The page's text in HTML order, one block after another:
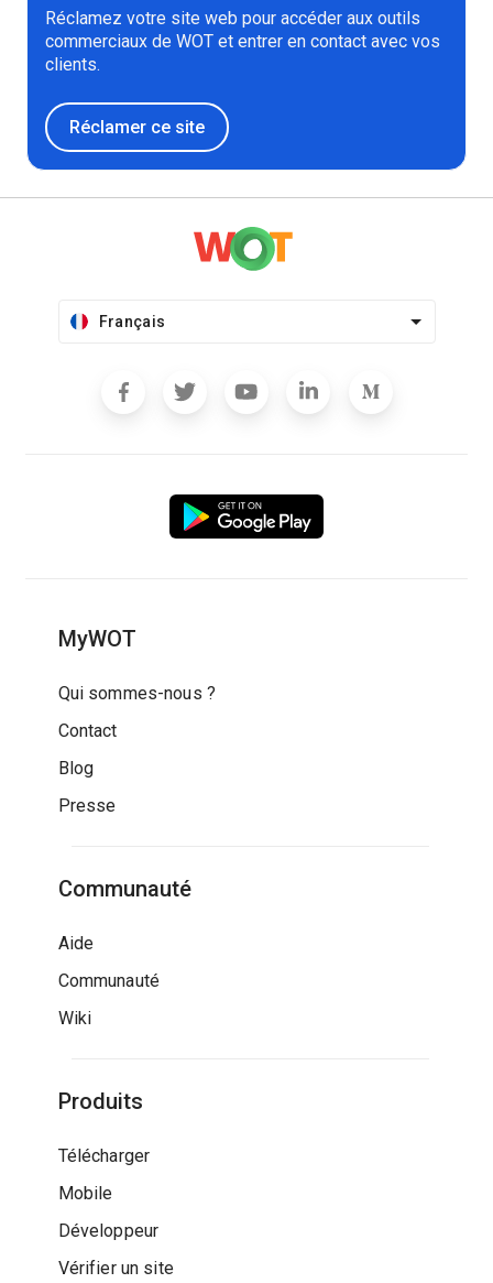
Réclamez votre site web pour accéder aux outils
commerciaux de WOT et entrer en contact avec vos
clients.
Réclamer ce site
Français
MyWOT
Qui sommes-nous ?
Contact
Blog
Presse
Communauté
Aide
Communauté
Wiki
Produits
Télécharger
Mobile
Développeur
Vérifier un site